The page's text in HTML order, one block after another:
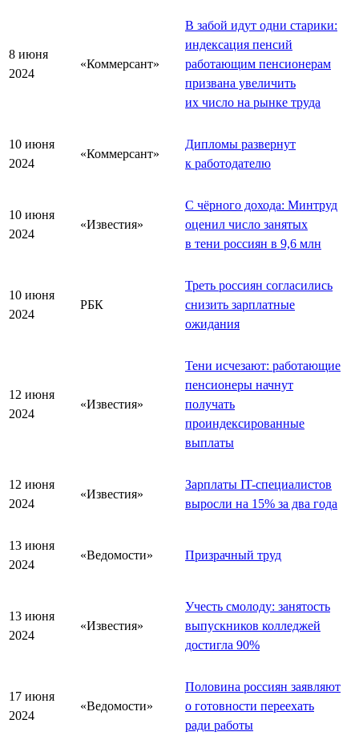
8 июня
2024
«Коммерсант»
В забой идут одни старики:
индексация пенсий
работающим пенсионерам
призвана увеличить
их число на рынке труда
10 июня
2024
«Коммерсант»
Дипломы развернут
к работодателю
10 июня
2024
«Известия»
С чёрного дохода: Минтруд
оценил число занятых
в тени россиян в 9,6 млн
10 июня
2024
РБК
Треть россиян согласились
снизить зарплатные
ожидания
12 июня
2024
«Известия»
Тени исчезают: работающие
пенсионеры начнут
получать
проиндексированные
выплаты
12 июня
2024
«Известия»
Зарплаты IT-специалистов
выросли на 15% за два года
13 июня
2024
«Ведомости» Призрачный труд
13 июня
2024
«Известия»
Учесть смолоду: занятость
выпускников колледжей
достигла 90%
17 июня
2024
«Ведомости»
Половина россиян заявляют
о готовности переехать
ради работы